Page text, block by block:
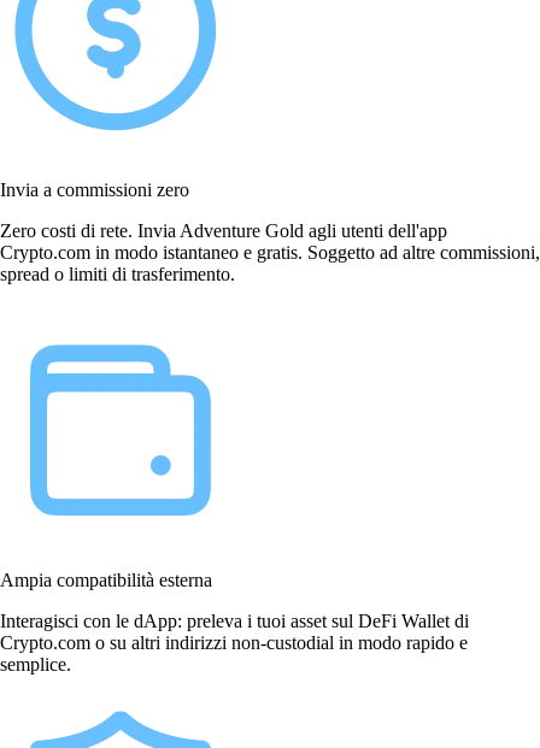
Invia a commissioni zero
Zero costi di rete. Invia Adventure Gold agli utenti dell'app
Crypto.com in modo istantaneo e gratis. Soggetto ad altre commissioni,
spread o limiti di trasferimento.
Ampia compatibilità esterna
Interagisci con le dApp: preleva i tuoi asset sul DeFi Wallet di
Crypto.com o su altri indirizzi non-custodial in modo rapido e
semplice.